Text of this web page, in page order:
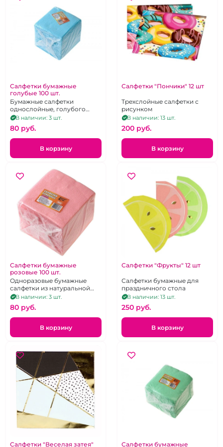
Салфетки бумажные
голубые 100 шт.
Бумажные салфетки
однослойные, голубого
цвета. 100 шт.
В наличии: 3 шт.
80 pуб.
В корзину
Салфетки "Пончики" 12 шт
Трехслойные салфетки с
рисунком
В наличии: 13 шт.
200 pуб.
В корзину
Салфетки бумажные
розовые 100 шт.
Одноразовые бумажные
салфетки из натуральной
целюллозы розового цвета.
22 Х 22 см. 100 шт.
В наличии: 3 шт.
80 pуб.
В корзину
Салфетки "Фрукты" 12 шт
Салфетки бумажные для
праздничного стола
В наличии: 13 шт.
250 pуб.
В корзину
Салфетки "Веселая затея" Салфетки бумажные